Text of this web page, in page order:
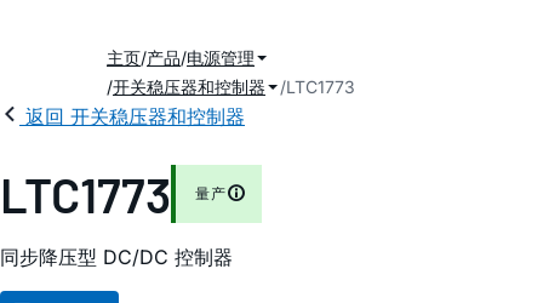
主页 产品 电源管理
开关稳压器和控制器
LTC1773
返回 开关稳压器和控制器
LTC1773 量产
同步降压型 DC/DC 控制器